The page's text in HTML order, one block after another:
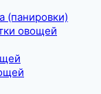
(панировки)
овощей